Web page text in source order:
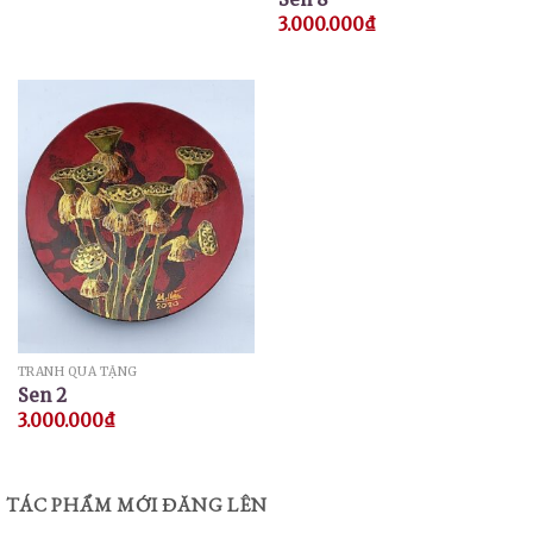
3.000.000₫
TRANH QUÀ TẶNG
Sen 2
3.000.000₫
TÁC PHẨM MỚI ĐĂNG LÊN